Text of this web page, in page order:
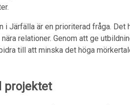
i Järfälla är en prioriterad fråga.
relationer. Genom att ge
till att minska det höga
projektet